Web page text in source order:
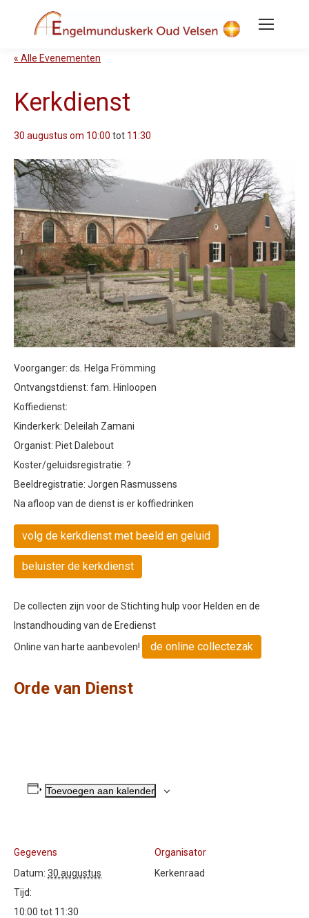
« Alle Evenementen
Kerkdienst
30 augustus om 10:00 tot 11:30
Voorganger: ds. Helga Frömming
Ontvangstdienst: fam. Hinloopen
Koffiedienst:
Kinderkerk: Deleilah Zamani
Organist: Piet Dalebout
Koster/geluidsregistratie: ?
Beeldregistratie: Jorgen Rasmussens
Na afloop van de dienst is er koffiedrinken
volg de kerkdienst met beeld en geluid
beluister de kerkdienst
De collecten zijn voor de Stichting hulp voor Helden en de
Instandhouding van de Eredienst
Online van harte aanbevolen!
de online collectezak
Orde van Dienst
Toevoegen aan kalender
Gegevens
Datum: 30 augustus
Tijd:
10:00 tot 11:30
Organisator
Kerkenraad